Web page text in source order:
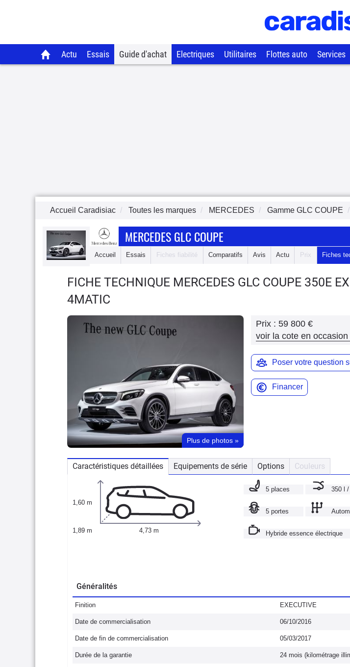
Actu Essais Guide d'achat Electriques Utilitaires Flottes auto Services
Accueil Caradisiac Toutes les marques MERCEDES Gamme GLC COUPE
MERCEDES GLC COUPE
Accueil Essais Fiches fiabilité Comparatifs Avis Actu Prix Fiches
FICHE TECHNIQUE MERCEDES GLC COUPE 350E
4MATIC
Plus de photos »
Prix : 59 800 €
voir la cote en occasion
Poser votre question
Financer
Caractéristiques détaillées Equipements de série Options Couleurs
1,60 m
1,89 m 4,73 m
5 places 350 l /
5 portes
Hybride essence électrique
Généralités
Finition EXECUTIVE
Date de commercialisation 06/10/2016
Date de fin de commercialisation 05/03/2017
Durée de la garantie 24 mois (kilométrage